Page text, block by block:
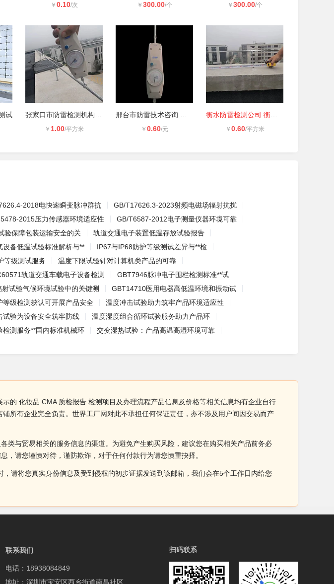
￥ 0.10/次 ￥ 300.00/个 ￥ 300.00/个
试
￥ 1.00/平方米 ￥ 0.60/元 ￥ 0.60/平方米
2018电快速瞬变脉冲群抗
GB/T17626.3-2023射频电磁场辐射抗扰
2015压力传感器环境适应性
GB/T6587-2012电子测量仪器环境可靠
验保障包装运输安全的关
轨道交通电子装置低温存放试验报告
设备低温试验标准解析与**
IP67与IP68防护等级测试差异与**检
等级测试服务
温度下限试验针对计算机类产品的可靠
轨道交通车载电子设备检测
GBT7946脉冲电子围栏检测标准**试
射试验气候环境试验中的关键测
GBT14710医用电器高低温环境和振动试
等级检测获认可开展产品安全
温度冲击试验助力筑牢产品环境适应性
试验为设备安全筑牢防线
温度湿度组合循环试验服务助力产品环
检测服务**国内标准机械环 交变湿热试验：产品高温高湿环境可靠
的 化妆品 CMA 质检报告 检测项目及办理流程产品信息及价格等相关信息均有企业自行
所有企业完全负责。世界工厂网对此不承担任何保证责任，亦不涉及用户间因交易而产
类与贸易相关的服务信息的渠道。为避免产生购买风险，建议您在购买相关产品前务必
请您谨慎对待，谨防欺诈，对于任何付款行为请您慎重抉择。
请将您真实身份信息及受到侵权的初步证据发送到该邮箱，我们会在5个工作日内给您
联系我们
电话：18938084849
地址：深圳市宝安区西乡街道南昌社区
扫码联系